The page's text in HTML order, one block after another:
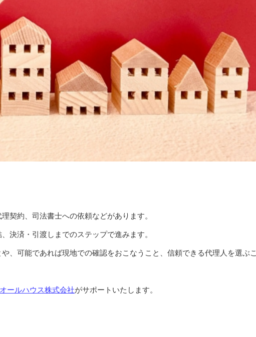
契約、司法書士への依頼などがあります。
決済・引渡しまでのステップで進みます。
、可能であれば現地での確認をおこなうこと、信頼できる代理人を選ぶこ
ールハウス株式会社がサポートいたします。